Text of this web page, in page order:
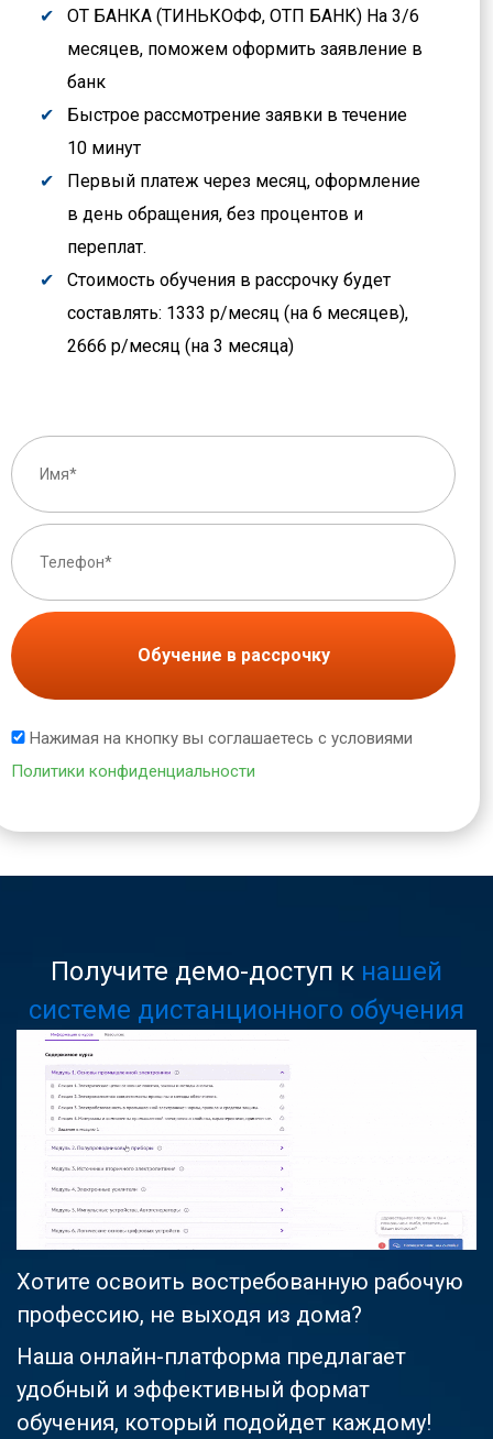
ОТ БАНКА (ТИНЬКОФФ, ОТП БАНК) На 3/6
месяцев, поможем оформить заявление в
банк
Быстрое рассмотрение заявки в течение
10 минут
Первый платеж через месяц, оформление
в день обращения, без процентов и
переплат.
Стоимость обучения в рассрочку будет
составлять: 1333 р/месяц (на 6 месяцев),
2666 р/месяц (на 3 месяца)
Обучение в рассрочку
Нажимая на кнопку вы соглашаетесь с условиями
Политики конфиденциальности
Получите демо-доступ к нашей
системе дистанционного обучения
Хотите освоить востребованную рабочую
профессию, не выходя из дома?
Наша онлайн-платформа предлагает
удобный и эффективный формат
обучения, который подойдет каждому!